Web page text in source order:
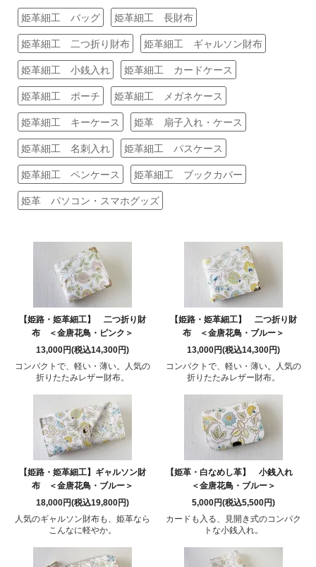
姫革細工 バッグ 姫革細工 長財布
姫革細工 二つ折り財布 姫革細工 ギャルソン財布
姫革細工 小銭入れ 姫革細工 カードケース
姫革細工 ポーチ 姫革細工 メガネケース
姫革細工 キーケース 姫革 扇子入れ・ケース
姫革細工 名刺入れ 姫革細工 パスケース
姫革細工 ペンケース 姫革細工 ブックカバー
姫革 パソコン・スマホグッズ
【姫路・姫革細工】 二つ折り財
布 ＜金唐花鳥・ピンク＞
13,000円(税込14,300円)
コンパクトで、軽い・薄い。人気の
折りたたみレザー財布。
【姫路・姫革細工】 二つ折り財
布 ＜金唐花鳥・ブルー＞
13,000円(税込14,300円)
コンパクトで、軽い・薄い。人気の
折りたたみレザー財布。
【姫路・姫革細工】ギャルソン財
布 ＜金唐花鳥・ブルー＞
18,000円(税込19,800円)
人気のギャルソン財布も、姫革なら
こんなに軽やか。
【姫革・白なめし革】 小銭入れ
＜金唐花鳥・ブルー＞
5,000円(税込5,500円)
カードも入る、見開き式のコンパク
トな小銭入れ。